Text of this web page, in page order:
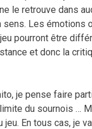
le retrouve dans
sens. Les émotions
pourront être
et donc la
je pense faire
du sournois …
jeu. En tous cas, je